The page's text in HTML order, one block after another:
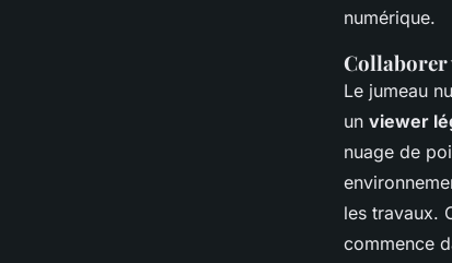
numérique.
Collaborer
Le jumeau
un viewer
nuage de
les travaux.
commence